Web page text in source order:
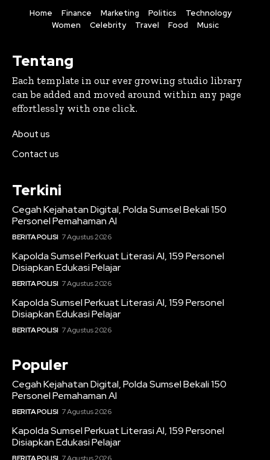
Home Finance Marketing Politics
Technology
Women
Celebrity Travel Food Music
Tentang
Each template in our ever growing studio library
can be added and moved around within any page
effortlessly with one click.
About us
Contact us
Terkini
Cegah Kejahatan Digital, Polda Sumsel Bekali 150
Personel Pemahaman AI
BERITA POLISI 7 Agustus 2026
Kapolda Sumsel Perkuat Literasi AI, 159 Personel
Disiapkan Edukasi Pelajar
BERITA POLISI 7 Agustus 2026
Kapolda Sumsel Perkuat Literasi AI, 159 Personel
Disiapkan Edukasi Pelajar
BERITA POLISI 7 Agustus 2026
Populer
Cegah Kejahatan Digital, Polda Sumsel Bekali 150
Personel Pemahaman AI
BERITA POLISI 7 Agustus 2026
Kapolda Sumsel Perkuat Literasi AI, 159 Personel
Disiapkan Edukasi Pelajar